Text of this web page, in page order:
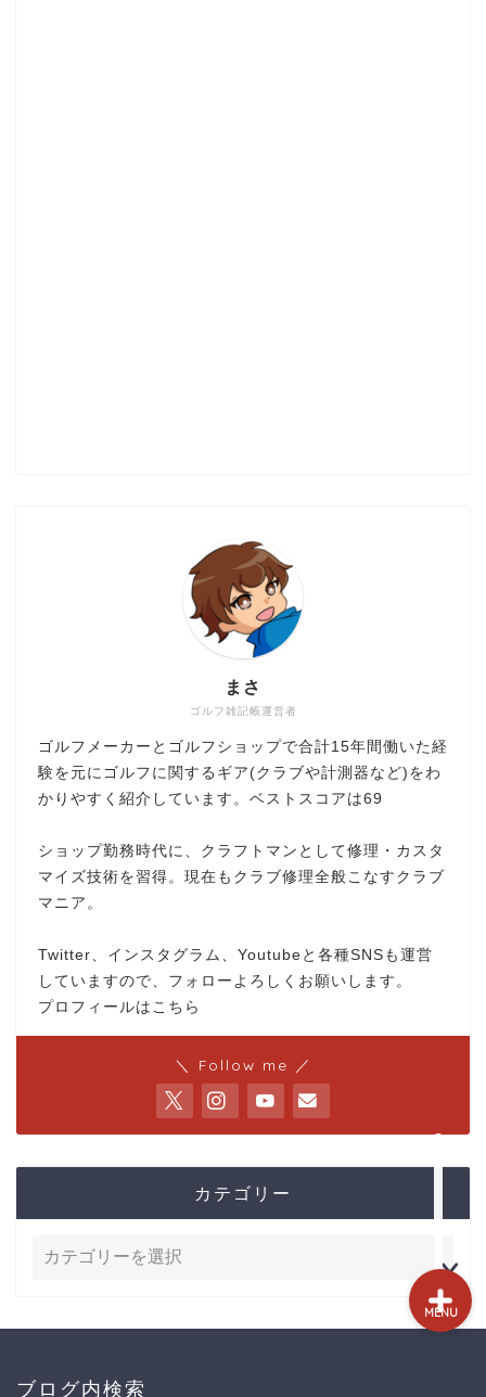
ゴルフ雑記帳運営者
まさ
ゴルフメーカーとゴルフショップで合計15年間働いた経
験を元にゴルフに関するギア(クラブや計測器など)をわ
かりやすく紹介しています。ベストスコアは69
ショップ勤務時代に、クラフトマンとして修理・カスタ
マイズ技術を習得。現在もクラブ修理全般こなすクラブ
マニア。
Twitter、インスタグラム、Youtubeと各種SNSも運営
していますので、フォローよろしくお願いします。
プロフィールはこちら
＼ Follow me ／
カテゴリー
ブログ内検索
MENU
クラブ選び(ランキング)
GPSゴルフナビ
ゴルフショップ